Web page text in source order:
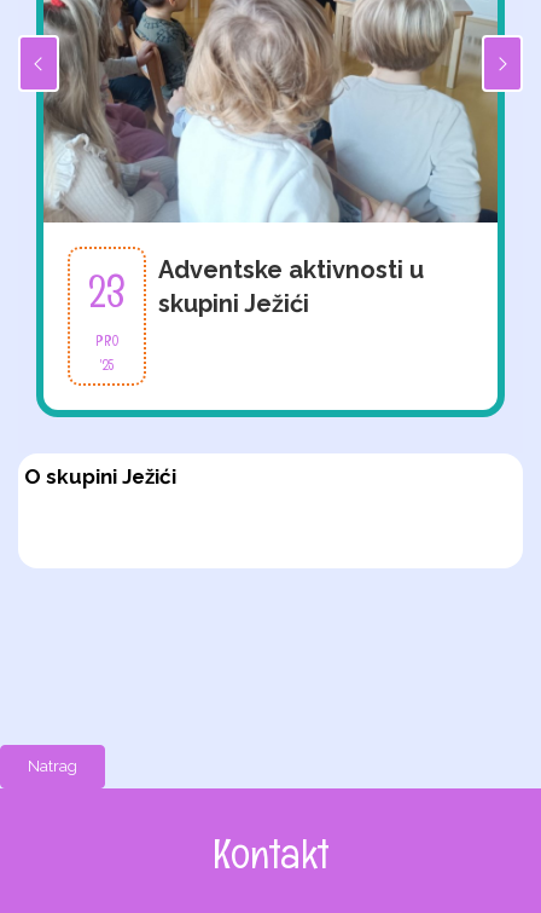
23
PRO
'25
Adventske aktivnosti u
skupini Ježići
O skupini Ježići
Natrag
Kontakt